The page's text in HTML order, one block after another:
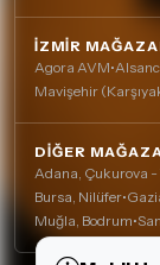
İZMIR
Agora AVM•
Mavişehir
DIĞER
Adana, Çukurova -
Bursa, Nilüfer•
Muğla, Bodrum•